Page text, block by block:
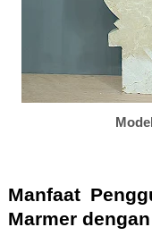
Manfaat
Marmer